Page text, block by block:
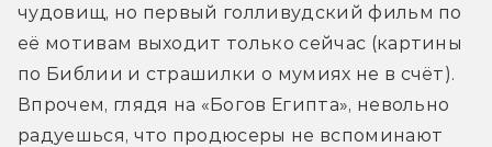
чудовищ, но первый голливудский фильм по
её мотивам выходит только сейчас (картины
по Библии и страшилки о мумиях не в счёт).
Впрочем, глядя на «Богов Египта», невольно
радуешься, что продюсеры не вспоминают